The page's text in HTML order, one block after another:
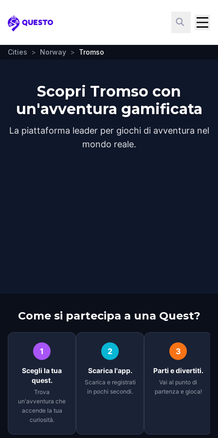
Questo
Cities > Norway > Tromso
Scopri Tromso con
un'avventura gamificata
La piattaforma leader per giochi di avventura nel
mondo reale.
Come si partecipa a una Quest?
1
Scegli la tua
quest.
Trova
un'avventura che
accende la tua
curiosità.
2
Scarica l'app.
Scarica e registrati
in pochi secondi.
3
Parti e divertiti.
Vai al punto di
partenza e gioca!